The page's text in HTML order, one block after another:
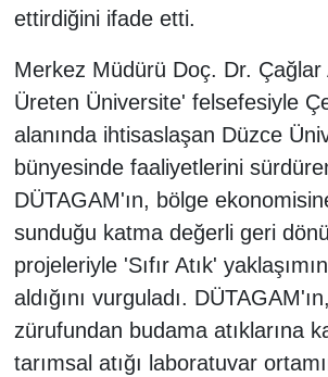
ettirdiğini ifade etti.
Merkez Müdürü Doç. Dr. Çağlar
Üreten Üniversite' felsefesiyle
alanında ihtisaslaşan Düzce
bünyesinde faaliyetlerini
DÜTAGAM'ın, bölge
sunduğu katma değerli geri
projeleriyle 'Sıfır Atık'
aldığını vurguladı.
zürufundan budama atıklarına
tarımsal atığı laboratuvar